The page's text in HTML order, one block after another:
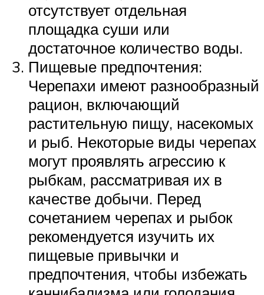
отсутствует отдельная
площадка суши или
достаточное количество воды.
Пищевые предпочтения:
Черепахи имеют разнообразный
рацион, включающий
растительную пищу, насекомых
и рыб. Некоторые виды черепах
могут проявлять агрессию к
рыбкам, рассматривая их в
качестве добычи. Перед
сочетанием черепах и рыбок
рекомендуется изучить их
пищевые привычки и
предпочтения, чтобы избежать